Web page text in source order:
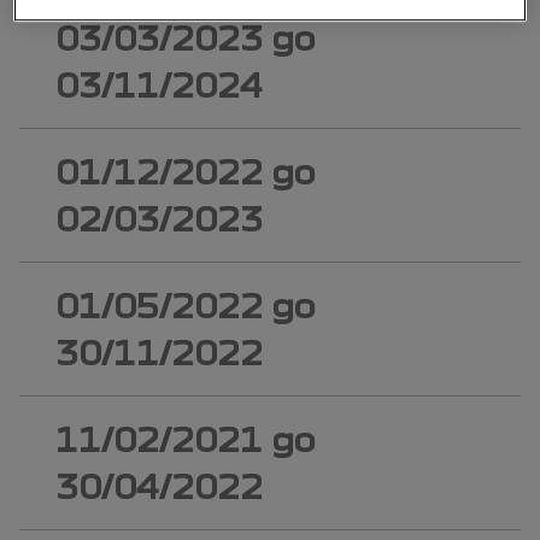
03/03/2023 до
03/11/2024
01/12/2022 до
02/03/2023
01/05/2022 до
30/11/2022
11/02/2021 до
30/04/2022